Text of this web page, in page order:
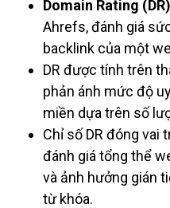
Domain Rating (DR)
Ahrefs, đánh giá
backlink của một
DR được tính trên
phản ánh mức độ
miền dựa trên số
Chỉ số DR đóng vai
đánh giá tổng thể
và ảnh hưởng gián
từ khóa.